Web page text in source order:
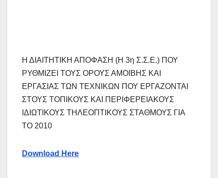
Η ΔΙΑΙΤΗΤΙΚΗ ΑΠΟΦΑΣΗ (Η 3η Σ.Σ.Ε.) ΠΟΥ
ΡΥΘΜΙΖΕΙ ΤΟΥΣ ΟΡΟΥΣ ΑΜΟΙΒΗΣ ΚΑΙ
ΕΡΓΑΣΙΑΣ ΤΩΝ ΤΕΧΝΙΚΩΝ ΠΟΥ ΕΡΓΑΖΟΝΤΑΙ
ΣΤΟΥΣ ΤΟΠΙΚΟΥΣ ΚΑΙ ΠΕΡΙΦΕΡΕΙΑΚΟΥΣ
ΙΔΙΩΤΙΚΟΥΣ ΤΗΛΕΟΠΤΙΚΟΥΣ ΣΤΑΘΜΟΥΣ ΓΙΑ
ΤΟ 2010
Download Here